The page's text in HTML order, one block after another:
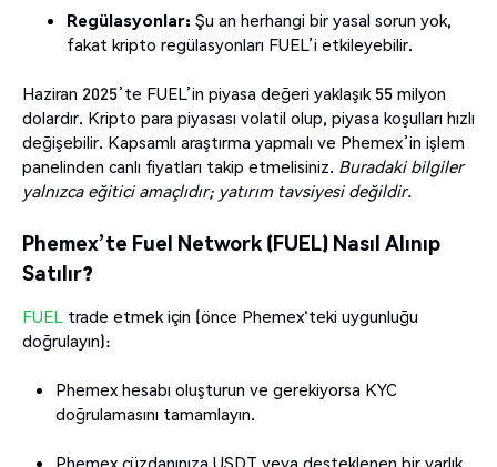
Regülasyonlar: Şu an herhangi bir yasal sorun yok,
fakat kripto regülasyonları FUEL’i etkileyebilir.
Haziran 2025’te FUEL’in piyasa değeri yaklaşık 55 milyon
dolardır. Kripto para piyasası volatil olup, piyasa koşulları hızlı
değişebilir. Kapsamlı araştırma yapmalı ve Phemex’in işlem
panelinden canlı fiyatları takip etmelisiniz. Buradaki bilgiler
yalnızca eğitici amaçlıdır; yatırım tavsiyesi değildir.
Phemex’te Fuel Network (FUEL) Nasıl Alınıp
Satılır?
FUEL trade etmek için (önce Phemex'teki uygunluğu
doğrulayın):
Phemex hesabı oluşturun ve gerekiyorsa KYC
doğrulamasını tamamlayın.
Phemex cüzdanınıza USDT veya desteklenen bir varlık